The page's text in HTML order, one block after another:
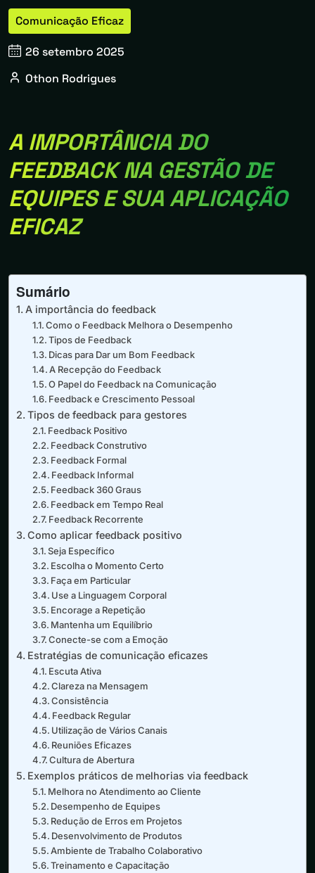
Comunicação Eficaz
26 setembro 2025
Othon Rodrigues
A IMPORTÂNCIA DO
FEEDBACK NA GESTÃO DE
EQUIPES E SUA APLICAÇÃO
EFICAZ
Sumário
A importância do feedback
Como o Feedback Melhora o Desempenho
Tipos de Feedback
Dicas para Dar um Bom Feedback
A Recepção do Feedback
O Papel do Feedback na Comunicação
Feedback e Crescimento Pessoal
Tipos de feedback para gestores
Feedback Positivo
Feedback Construtivo
Feedback Formal
Feedback Informal
Feedback 360 Graus
Feedback em Tempo Real
Feedback Recorrente
Como aplicar feedback positivo
Seja Específico
Escolha o Momento Certo
Faça em Particular
Use a Linguagem Corporal
Encorage a Repetição
Mantenha um Equilíbrio
Conecte-se com a Emoção
Estratégias de comunicação eficazes
Escuta Ativa
Clareza na Mensagem
Consistência
Feedback Regular
Utilização de Vários Canais
Reuniões Eficazes
Cultura de Abertura
Exemplos práticos de melhorias via feedback
Melhora no Atendimento ao Cliente
Desempenho de Equipes
Redução de Erros em Projetos
Desenvolvimento de Produtos
Ambiente de Trabalho Colaborativo
Treinamento e Capacitação